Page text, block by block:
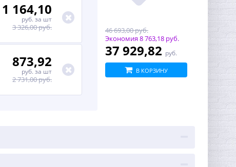
1 164,10
руб. за шт
3 326,00 руб.
873,92
руб. за шт
2 731,00 руб.
46 693,00 руб.
Экономия8 763,18 руб.
37 929,82 руб.
В КОРЗИНУ